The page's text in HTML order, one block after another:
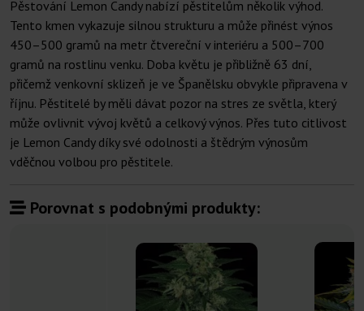
Pěstování Lemon Candy nabízí pěstitelům několik výhod.
Tento kmen vykazuje silnou strukturu a může přinést výnos
450–500 gramů na metr čtvereční v interiéru a 500–700
gramů na rostlinu venku. Doba květu je přibližně 63 dní,
přičemž venkovní sklizeň je ve Španělsku obvykle připravena v
říjnu. Pěstitelé by měli dávat pozor na stres ze světla, který
může ovlivnit vývoj květů a celkový výnos. Přes tuto citlivost
je Lemon Candy díky své odolnosti a štědrým výnosům
vděčnou volbou pro pěstitele.
Porovnat s podobnými produkty: